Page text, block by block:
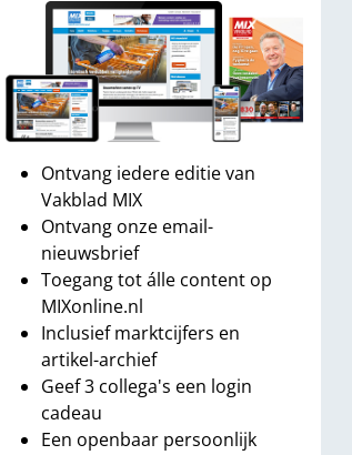
Ontvang iedere editie van
Vakblad MIX
Ontvang onze email-
nieuwsbrief
Toegang tot álle content op
MIXonline.nl
Inclusief marktcijfers en
artikel-archief
Geef 3 collega's een login
cadeau
Een openbaar persoonlijk